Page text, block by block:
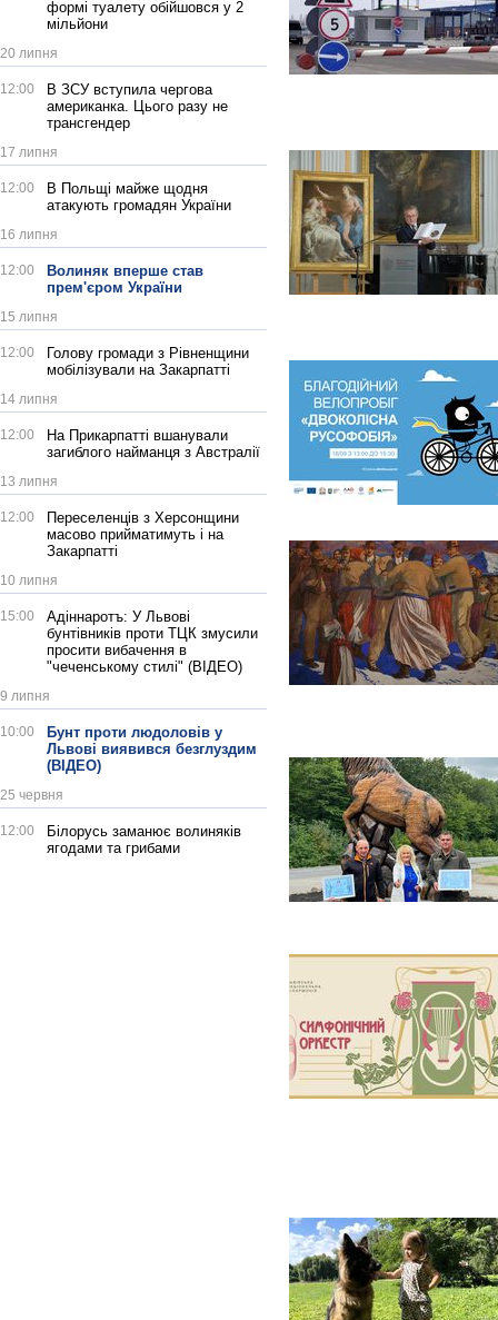
формі туалету обійшовся у 2
мільйони
20 липня
12:00
В ЗСУ вступила чергова
американка. Цього разу не
трансгендер
17 липня
12:00
В Польщі майже щодня
атакують громадян України
16 липня
12:00
Волиняк вперше став
прем'єром України
15 липня
12:00
Голову громади з Рівненщини
мобілізували на Закарпатті
14 липня
12:00
На Прикарпатті вшанували
загиблого найманця з Австралії
13 липня
12:00
Переселенців з Херсонщини
масово прийматимуть і на
Закарпатті
10 липня
15:00
Адіннаротъ: У Львові
бунтівників проти ТЦК змусили
просити вибачення в
"чеченському стилі" (ВІДЕО)
9 липня
10:00
Бунт проти людоловів у
Львові виявився безглуздим
(ВІДЕО)
25 червня
12:00
Білорусь заманює волиняків
ягодами та грибами